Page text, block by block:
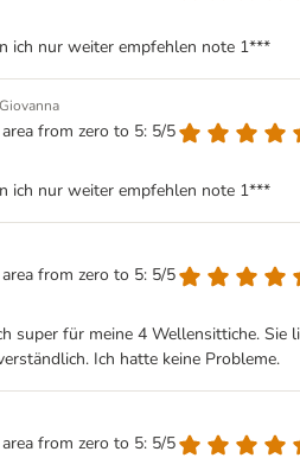
ich nur weiter empfehlen note 1***
from zero to 5: 5/5
ich nur weiter empfehlen note 1***
from zero to 5: 5/5
super für meine 4 Wellensittiche.
Ich hatte keine Probleme.
from zero to 5: 5/5